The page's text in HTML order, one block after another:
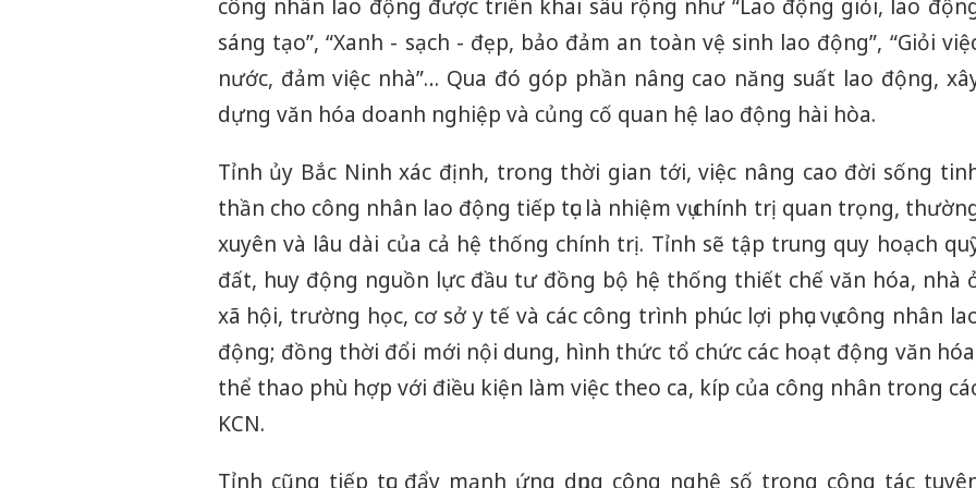
công nhân lao động được triển khai sâu rộng như “Lao động giỏi, lao
sáng tạo”, “Xanh - sạch - đẹp, bảo đảm an toàn vệ sinh lao động”, “Giỏi
nước, đảm việc nhà”… Qua đó góp phần nâng cao năng suất lao động,
dựng văn hóa doanh nghiệp và củng cố quan hệ lao động hài hòa.
Tỉnh ủy Bắc Ninh xác định, trong thời gian tới, việc nâng cao đời sống
thần cho công nhân lao động tiếp tục là nhiệm vụ chính trị quan trọng,
xuyên và lâu dài của cả hệ thống chính trị. Tỉnh sẽ tập trung quy hoạch
đất, huy động nguồn lực đầu tư đồng bộ hệ thống thiết chế văn hóa, nhà
xã hội, trường học, cơ sở y tế và các công trình phúc lợi phục vụ công nhân
động; đồng thời đổi mới nội dung, hình thức tổ chức các hoạt động văn
thể thao phù hợp với điều kiện làm việc theo ca, kíp của công nhân trong
KCN.
Tỉnh cũng tiếp tục đẩy mạnh ứng dụng công nghệ số trong công tácsản